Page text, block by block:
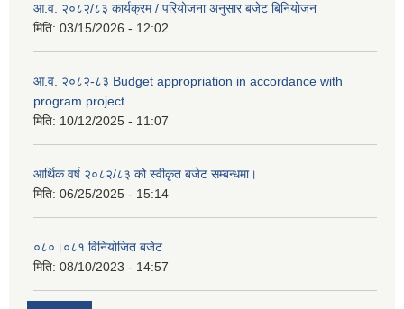
आ.व. २०८२/८३ कार्यक्रम / परियोजना अनुसार बजेट बिनियोजन
मिति: 03/15/2026 - 12:02
आ.व. २०८२-८३ Budget appropriation in accordance with
program project
मिति: 10/12/2025 - 11:07
आर्थिक वर्ष २०८२/८३ को स्वीकृत बजेट सम्बन्धमा।
मिति: 06/25/2025 - 15:14
०८०।०८१ विनियोजित बजेट
मिति: 08/10/2023 - 14:57